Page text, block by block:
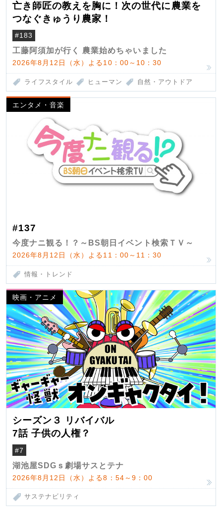
亡き師匠の教えを胸に！次の世代に農業を
つなぐきゅうり農家！
#183
工藤阿須加が行く 農業始めちゃいました
2026年8月12日（水）よる10：00～10：30
ライフスタイル ヒューマン 自然・アウトドア
エンタメ・音楽
#137
今度ナニ観る！？～BS朝日イベント検索ＴＶ～
2026年8月12日（水）よる11：00～11：30
情報・トレンド
映画・アニメ
シーズン３ リバイバル
7話 子供の人権？
#7
湖池屋SDGｓ劇場サスとテナ
2026年8月12日（水）よる8：54～9：00
サステナビリティ